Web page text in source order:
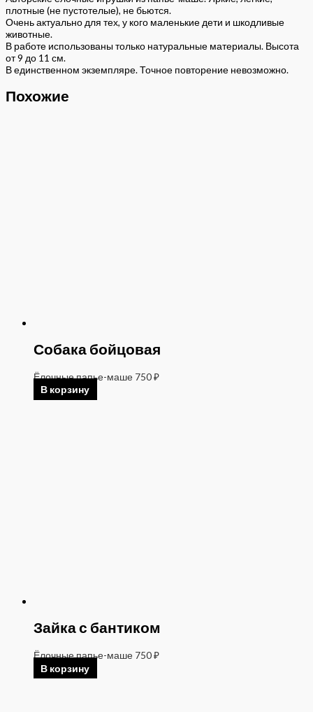
плотные (не пустотелые), не бьются.
Очень актуально для тех, у кого маленькие дети и шкодливые
животные.
В работе использованы только натуральные материалы. Высота
от 9 до 11 см.
В единственном экземпляре. Точное повторение невозможно.
Похожие
Собака бойцовая
Ёлочные папье-маше 750₽
В корзину
Зайка с бантиком
Ёлочные папье-маше 750₽
В корзину